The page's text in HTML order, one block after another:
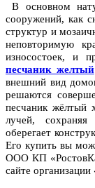
В основном
сооружений, как
структур и
неповторимую
износостоек, и
песчаник желтый
внешний вид
решаются
песчаник жёлтый
лучей,
оберегает
Его купить вы
ООО КП
сайте